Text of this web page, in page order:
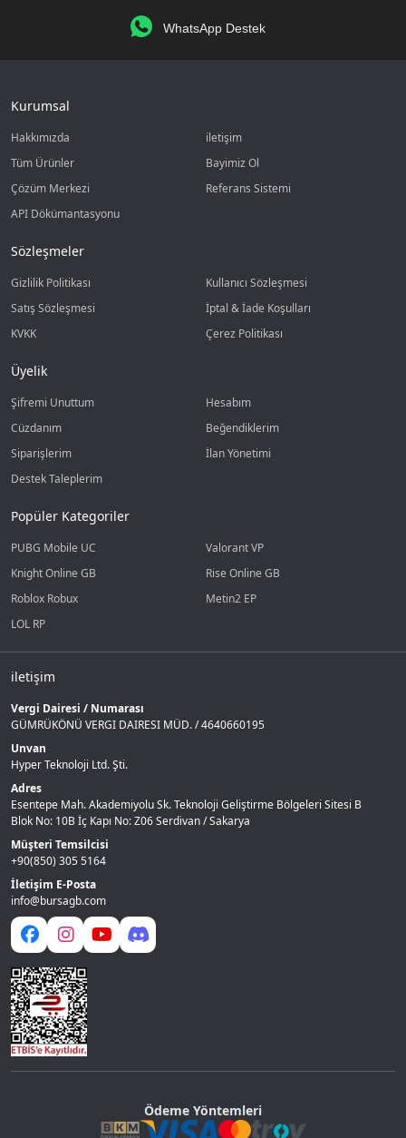
WhatsApp Destek
Kurumsal
Hakkımızda
iletişim
Tüm Ürünler
Bayimiz Ol
Çözüm Merkezi
Referans Sistemi
API Dökümantasyonu
Sözleşmeler
Gizlilik Politikası
Kullanıcı Sözleşmesi
Satış Sözleşmesi
İptal & İade Koşulları
KVKK
Çerez Politikası
Üyelik
Şifremi Unuttum
Hesabım
Cüzdanım
Beğendiklerim
Siparişlerim
İlan Yönetimi
Destek Taleplerim
Popüler Kategoriler
PUBG Mobile UC
Valorant VP
Knight Online GB
Rise Online GB
Roblox Robux
Metin2 EP
LOL RP
iletişim
Vergi Dairesi / Numarası
GÜMRÜKÖNÜ VERGI DAIRESI MÜD. / 4640660195
Unvan
Hyper Teknoloji Ltd. Şti.
Adres
Esentepe Mah. Akademiyolu Sk. Teknoloji Geliştirme Bölgeleri Sitesi B
Blok No: 10B İç Kapı No: Z06 Serdivan / Sakarya
Müşteri Temsilcisi
+90(850) 305 5164
İletişim E-Posta
info@bursagb.com
Ödeme Yöntemleri